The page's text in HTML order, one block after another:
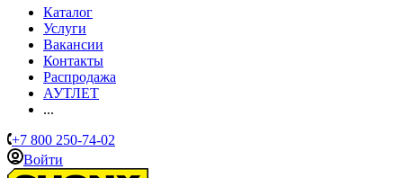
Каталог
Услуги
Вакансии
Контакты
Распродажа
АУТЛЕТ
...
+7 800 250-74-02
Войти